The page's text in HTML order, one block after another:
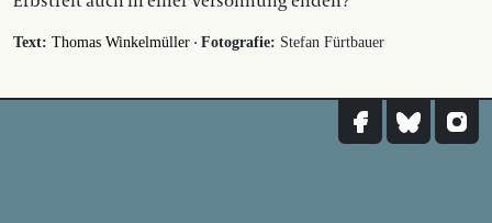
Text: Thomas Winkelmüller · Fotografie: Stefan Fürtbauer